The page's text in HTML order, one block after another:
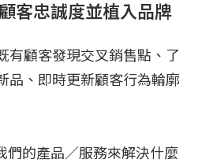
客忠誠度並植入品牌
有顧客發現交叉銷售點、了
品、即時更新顧客行為輪廓
們的產品／服務來解決什麼